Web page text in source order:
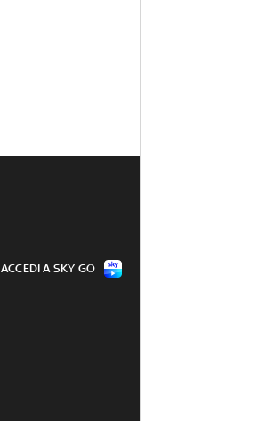
ACCEDI A SKY GO